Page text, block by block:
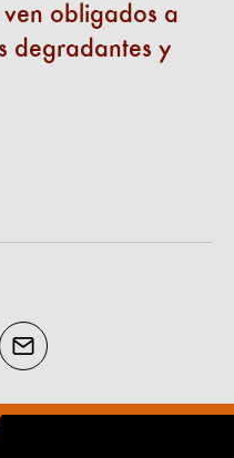
obligados a
degradantes y